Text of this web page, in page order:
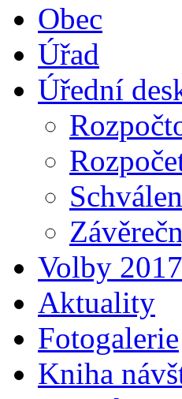
Obec
Úřad
Úřední
Volby 2017
Aktuality
Fotogalerie
Kniha